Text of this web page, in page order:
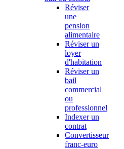
Réviser
une
pension
alimentaire
Réviser un
loyer
d'habitation
Réviser un
bail
commercial
ou
professionnel
Indexer un
contrat
Convertisseur
franc-euro